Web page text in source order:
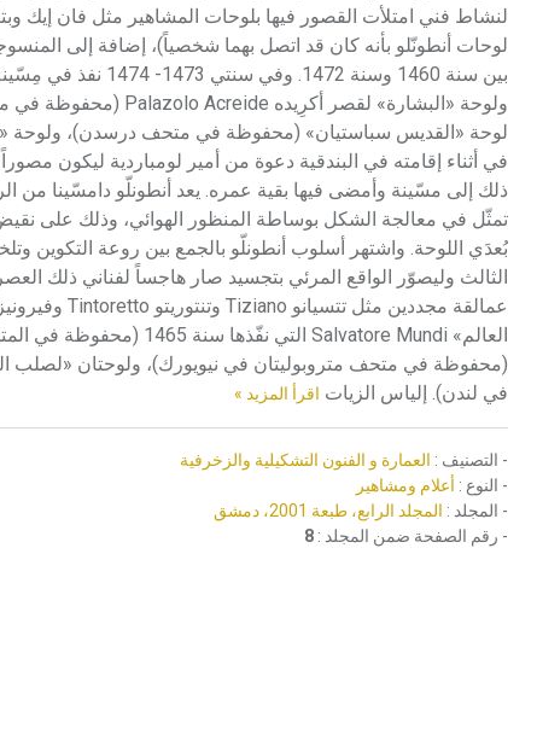
لوحات أنطونّلو بأنه كان قد اتصل بهما شخصياً)، إضافة إلى
لوحة «القديس سباستيان» (محفوظة في متحف درسدن)، ولوحة
في أثناء إقامته في البندقية دعوة من أمير لومباردية ليكون مصوراً
ذلك إلى مسّينة وأمضى فيها بقية عمره. يعد أنطونلّو دامسّينا من
تمثّل في معالجة الشكل بوساطة المنظور الهوائي، وذلك على
بُعدَي اللوحة. واشتهر أسلوب أنطونلّو بالجمع بين روعة التكوين
الثالث وليصوّر الواقع المرئي بتجسيد صار هاجساً لفناني ذلك
في لندن). إلياس الزيات اقرأ المزيد »
- التصنيف : العمارة و الفنون التشكيلية والزخرفية
- النوع : أعلام ومشاهير
- المجلد : المجلد الرابع، طبعة 2001، دمشق
- رقم الصفحة ضمن المجلد : 8